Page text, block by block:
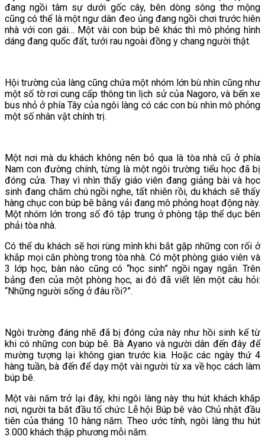
đang ngồi tâm sự dưới gốc cây, bên dòng sông thơ mộng
cũng có thể là một ngư dân đeo ủng đang ngồi chơi trước hiên
nhà với con gái… Một vài con búp bê khác thì mô phỏng hình
dáng đang quốc đất, tưới rau ngoài đồng y chang người thật.
Hội trường của làng cũng chứa một nhóm lớn bù nhìn cũng như
một số tờ rơi cung cấp thông tin lịch sử của Nagoro, và bến xe
bus nhỏ ở phía Tây của ngôi làng có các con bù nhìn mô phỏng
một số nhân vật chính trị.
Một nơi mà du khách không nên bỏ qua là tòa nhà cũ ở phía
Nam con đường chính, từng là một ngôi trường tiểu học đã bị
đóng cửa. Thay vì nhìn thấy giáo viên đang giảng bài và học
sinh đang chăm chú ngồi nghe, tất nhiên rồi, du khách sẽ thấy
hàng chục con búp bê bằng vải đang mô phỏng hoạt động này.
Một nhóm lớn trong số đó tập trung ở phòng tập thể dục bên
phải tòa nhà.
Có thể du khách sẽ hơi rùng mình khi bắt gặp những con rối ở
khắp mọi căn phòng trong tòa nhà. Có một phòng giáo viên và
3 lớp học, bàn nào cũng có “học sinh” ngồi ngay ngắn. Trên
bảng đen của một phòng học, ai đó đã viết lên một câu hỏi:
“Những người sống ở đâu rồi?”.
Ngôi trường đáng nhẽ đã bị đóng cửa này như hồi sinh kể từ
khi có những con búp bê. Bà Ayano và người dân đến đây để
mường tượng lại không gian trước kia. Hoặc các ngày thứ 4
hàng tuần, bà đến để dạy một vài người từ xa về học cách làm
búp bê.
Một vài năm trở lại đây, khi ngôi làng này thu hút khách khắp
nơi, người ta bắt đầu tổ chức Lễ hội Búp bê vào Chủ nhật đầu
tiên của tháng 10 hàng năm. Theo ước tính, ngôi làng thu hút
3.000 khách thập phương mỗi năm.